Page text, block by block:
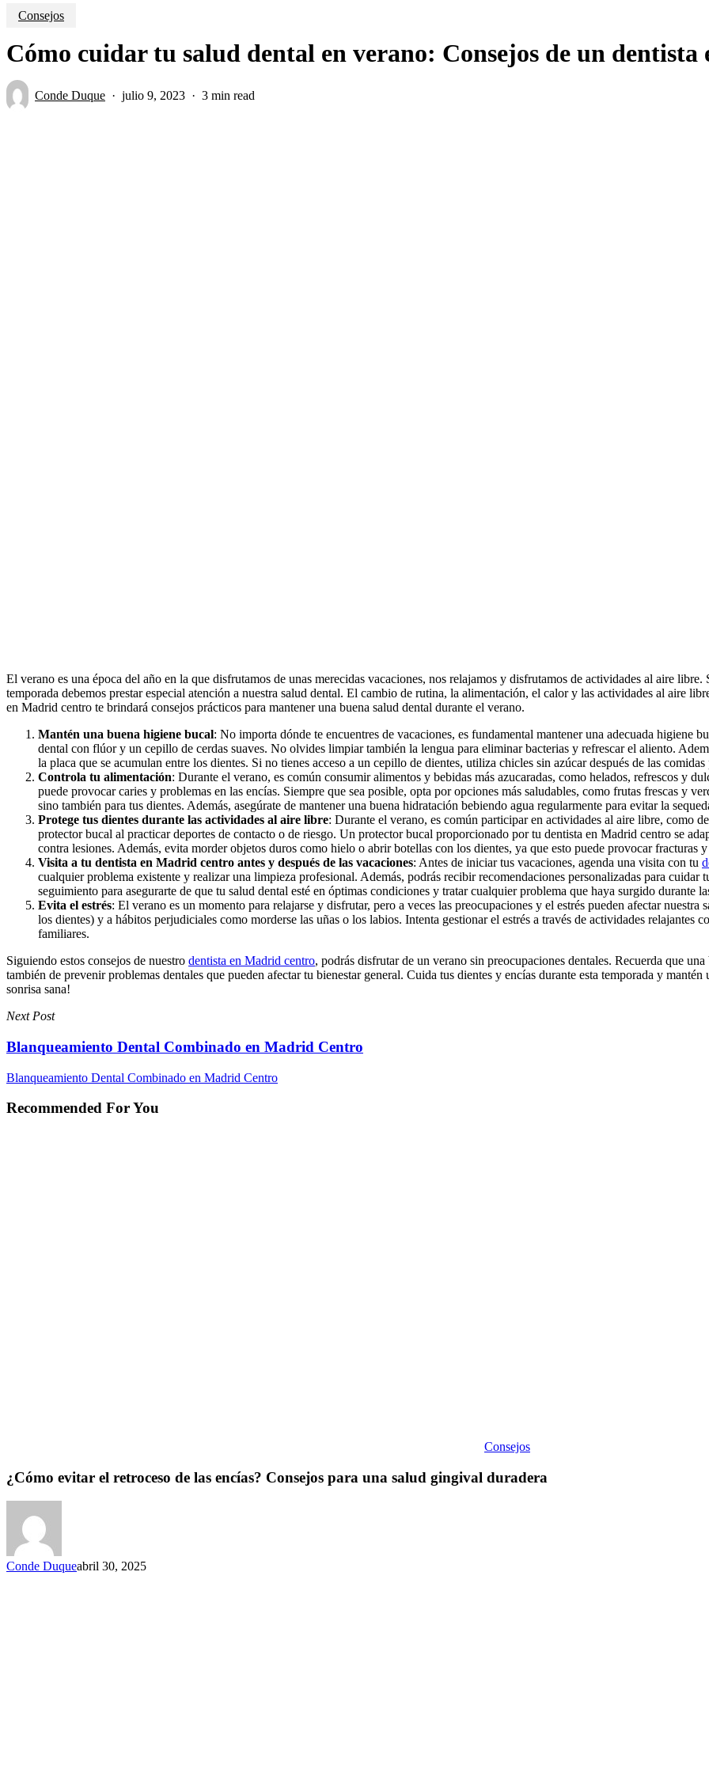
Consejos
Cómo cuidar tu salud dental en verano: Consejos de un
Conde Duque julio 9, 2023 3 min read
El verano es una época del año en la que disfrutamos de unas merecidas vacaciones, nos relajamos y disfrutamos de actividades al aire
temporada debemos prestar especial atención a nuestra salud dental. El cambio de rutina, la alimentación, el calor y las actividades al aire
en Madrid centro te brindará consejos prácticos para mantener una buena salud dental durante el verano.
Mantén una buena higiene bucal: No importa dónde te encuentres de vacaciones, es fundamental mantener una adecuada higiene
dental con flúor y un cepillo de cerdas suaves. No olvides limpiar también la lengua para eliminar bacterias y refrescar el aliento.
la placa que se acumulan entre los dientes. Si no tienes acceso a un cepillo de dientes, utiliza chicles sin azúcar después de las
Controla tu alimentación: Durante el verano, es común consumir alimentos y bebidas más azucaradas, como helados, refrescos y
puede provocar caries y problemas en las encías. Siempre que sea posible, opta por opciones más saludables, como frutas frescas y
sino también para tus dientes. Además, asegúrate de mantener una buena hidratación bebiendo agua regularmente para evitar la
Protege tus dientes durante las actividades al aire libre: Durante el verano, es común participar en actividades al aire libre, como
protector bucal al practicar deportes de contacto o de riesgo. Un protector bucal proporcionado por tu dentista en Madrid centro se
contra lesiones. Además, evita morder objetos duros como hielo o abrir botellas con los dientes, ya que esto puede provocar fracturas
Visita a tu dentista en Madrid centro antes y después de las vacaciones: Antes de iniciar tus vacaciones, agenda una visita con tu
cualquier problema existente y realizar una limpieza profesional. Además, podrás recibir recomendaciones personalizadas para cuidar
seguimiento para asegurarte de que tu salud dental esté en óptimas condiciones y tratar cualquier problema que haya surgido durante
Evita el estrés: El verano es un momento para relajarse y disfrutar, pero a veces las preocupaciones y el estrés pueden afectar
los dientes) y a hábitos perjudiciales como morderse las uñas o los labios. Intenta gestionar el estrés a través de actividades
familiares.
Siguiendo estos consejos de nuestro dentista en Madrid centro, podrás disfrutar de un verano sin preocupaciones dentales. Recuerda que
también de prevenir problemas dentales que pueden afectar tu bienestar general. Cuida tus dientes y encías durante esta temporada y
sonrisa sana!
Next Post
Blanqueamiento Dental Combinado en Madrid Centro
Blanqueamiento Dental Combinado en Madrid Centro
Recommended For You
Consejos
¿Cómo evitar el retroceso de las encías? Consejos para una salud gingival duradera
Conde Duqueabril 30, 2025